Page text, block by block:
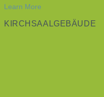
Learn More
KIRCHSAALGEBÄUDE